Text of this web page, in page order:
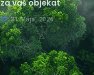
za vaš objekat
31 Maja, 2026